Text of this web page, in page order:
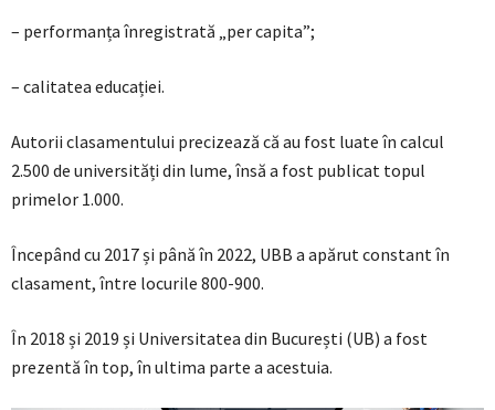
– performanța înregistrată „per capita”;
– calitatea educației.
Autorii clasamentului precizează că au fost luate în calcul
2.500 de universități din lume, însă a fost publicat topul
primelor 1.000.
Începând cu 2017 și până în 2022, UBB a apărut constant în
clasament, între locurile 800-900.
În 2018 și 2019 și Universitatea din București (UB) a fost
prezentă în top, în ultima parte a acestuia.